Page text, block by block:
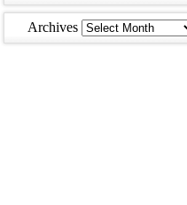
Archives Archives